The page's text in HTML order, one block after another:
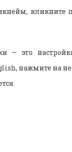
кликните
— это
нажмите на